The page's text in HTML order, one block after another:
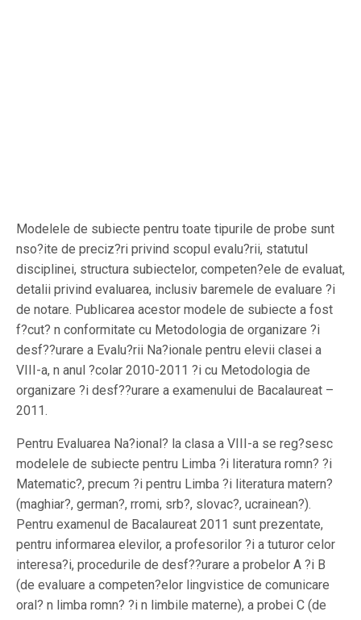
Modelele de subiecte pentru toate tipurile de probe sunt
nso?ite de preciz?ri privind scopul evalu?rii, statutul
disciplinei, structura subiectelor, competen?ele de evaluat,
detalii privind evaluarea, inclusiv baremele de evaluare ?i
de notare. Publicarea acestor modele de subiecte a fost
f?cut? n conformitate cu Metodologia de organizare ?i
desf??urare a Evalu?rii Na?ionale pentru elevii clasei a
VIII-a, n anul ?colar 2010-2011 ?i cu Metodologia de
organizare ?i desf??urare a examenului de Bacalaureat –
2011.
Pentru Evaluarea Na?ional? la clasa a VIII-a se reg?sesc
modelele de subiecte pentru Limba ?i literatura romn? ?i
Matematic?, precum ?i pentru Limba ?i literatura matern?
(maghiar?, german?, rromi, srb?, slovac?, ucrainean?).
Pentru examenul de Bacalaureat 2011 sunt prezentate,
pentru informarea elevilor, a profesorilor ?i a tuturor celor
interesa?i, procedurile de desf??urare a probelor A ?i B
(de evaluare a competen?elor lingvistice de comunicare
oral? n limba romn? ?i n limbile materne), a probei C (de